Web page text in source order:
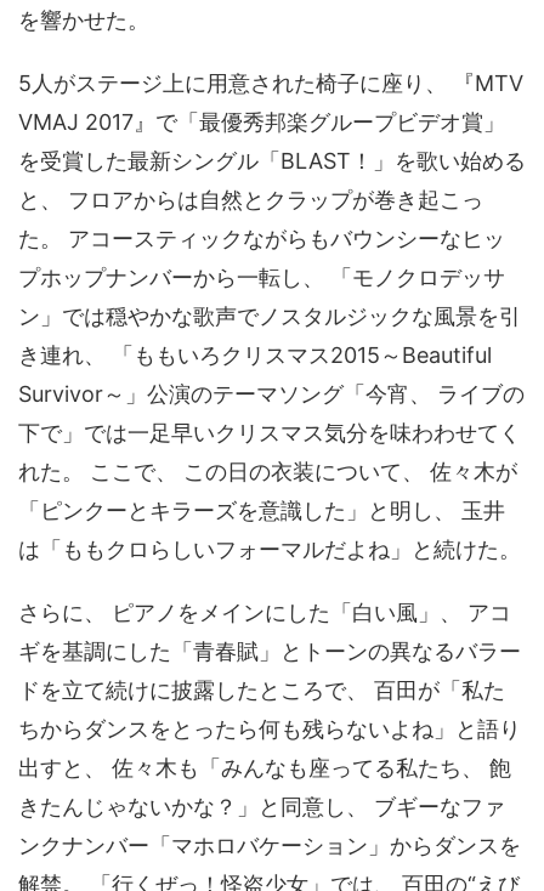
を響かせた。
5人がステージ上に用意された椅子に座り、 『MTV
VMAJ 2017』で「最優秀邦楽グループビデオ賞」
を受賞した最新シングル「BLAST！」を歌い始める
と、 フロアからは自然とクラップが巻き起こっ
た。 アコースティックながらもバウンシーなヒッ
プホップナンバーから一転し、 「モノクロデッサ
ン」では穏やかな歌声でノスタルジックな風景を引
き連れ、 「ももいろクリスマス2015～Beautiful
Survivor～」公演のテーマソング「今宵、 ライブの
下で」では一足早いクリスマス気分を味わわせてく
れた。 ここで、 この日の衣装について、 佐々木が
「ピンクーとキラーズを意識した」と明し、 玉井
は「ももクロらしいフォーマルだよね」と続けた。
さらに、 ピアノをメインにした「白い風」、 アコ
ギを基調にした「青春賦」とトーンの異なるバラー
ドを立て続けに披露したところで、 百田が「私た
ちからダンスをとったら何も残らないよね」と語り
出すと、 佐々木も「みんなも座ってる私たち、 飽
きたんじゃないかな？」と同意し、 ブギーなファ
ンクナンバー「マホロバケーション」からダンスを
解禁。 「行くぜっ！怪盗少女」では、 百田の“えび